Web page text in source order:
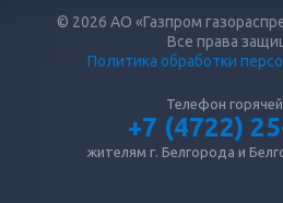
© 2026 АО «Газпром
Все права
Политика обработки
Телефон
+7 (4722)
жителям г. Белгорода и